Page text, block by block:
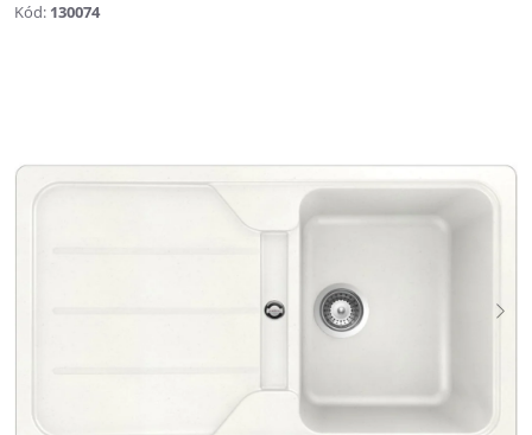
Kód: 130074